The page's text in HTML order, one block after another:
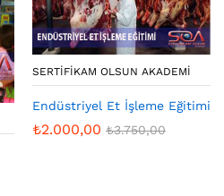
SERTIFIKAM OLSUN AKADEMI
Endüstriyel Et İşleme Eğitimi
₺2.000,00 ₺3.750,00